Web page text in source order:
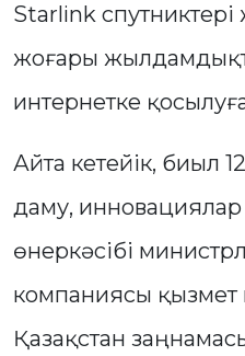
Starlink спутниктері
жоғары
интернетке
Айта кетейік, биыл
даму,
өнеркәсібі
компаниясы қызмет
Қазақстан